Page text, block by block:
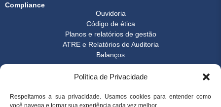
Política de Privacidade
Respeitamos a sua privacidade. Usamos cookies para entender como
você navega e tornar sua experiência cada vez melhor.
Compliance
Ouvidoria
Código de ética
Planos e relatórios de gestão
ATRE e Relatórios de Auditoria
Balanços
Boletim FEST